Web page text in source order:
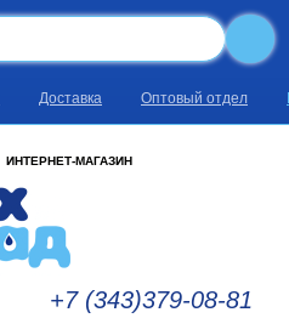
Доставка Оптовый отдел
ИНТЕРНЕТ-МАГАЗИН
+7 (343)379-08-81